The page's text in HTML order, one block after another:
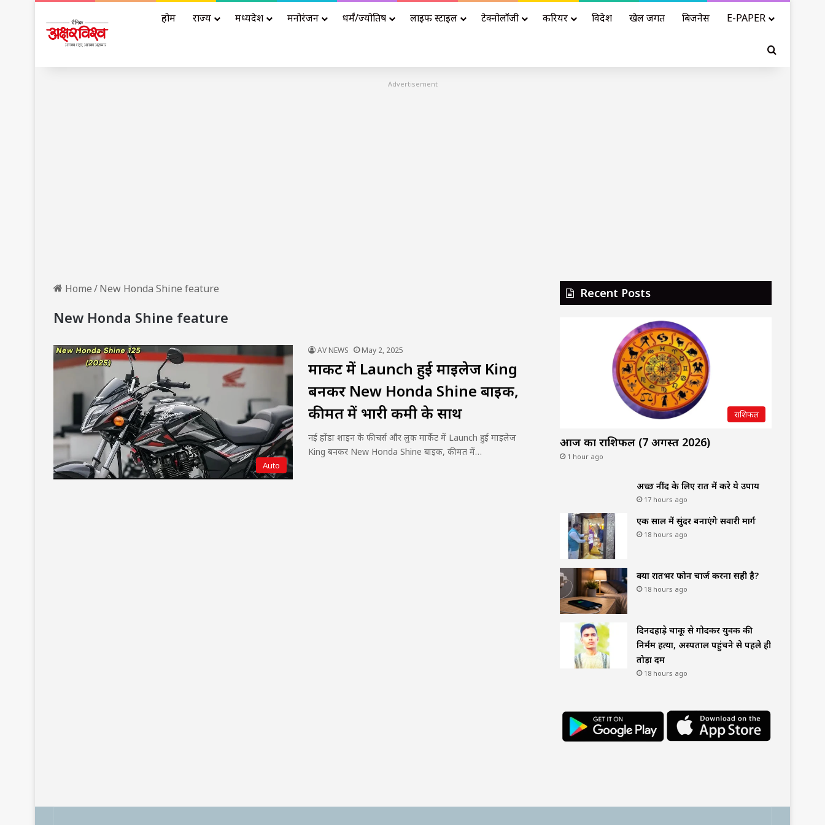
होम राज्य मध्यप्रदेश मनोरंजन धर्मं/ज्योतिष लाइफ स्टाइल टेक्नोलॉजी करियर विदेश खेल जगत बिजनेस E-PAPER
Search for
Advertisement
Home/New Honda Shine feature
New Honda Shine feature
Auto
AV NEWS May 2, 2025
मार्केट में Launch हुई माइलेज King
बनकर New Honda Shine बाइक,
कीमत में भारी कमी के साथ
नई होंडा शाइन के फीचर्स और लुक मार्केट में Launch हुई माइलेज
King बनकर New Honda Shine बाइक, कीमत में…
Recent Posts
राशिफल
आज का राशिफल (7 अगस्त 2026)
1 hour ago
अच्छी नींद के लिए रात में करे ये उपाय
17 hours ago
एक साल में सुंदर बनाएंगे सवारी मार्ग
18 hours ago
क्या रातभर फोन चार्ज करना सही है?
18 hours ago
दिनदहाड़े चाकू से गोदकर युवक की
निर्मम हत्या, अस्पताल पहुंचने से पहले ही
तोड़ा दम
18 hours ago